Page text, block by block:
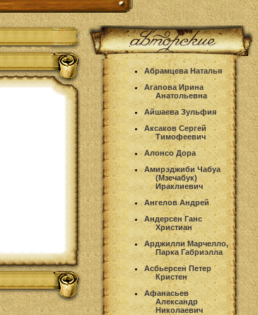
Абрамцева Наталья
Агапова Ирина
Анатольевна
Айшаева Зульфия
Аксаков Сергей
Тимофеевич
Алонсо Дора
Амирэджиби Чабуа
(Мзечабук)
Ираклиевич
Ангелов Андрей
Андерсен Ганс
Христиан
Арджилли Марчелло,
Парка Габриэлла
Асбьерсен Петер
Кристен
Афанасьев
Александр
Николаевич